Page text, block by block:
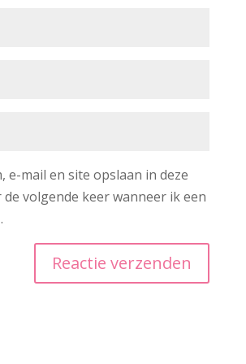
e-mail en site opslaan in deze
volgende keer wanneer ik een